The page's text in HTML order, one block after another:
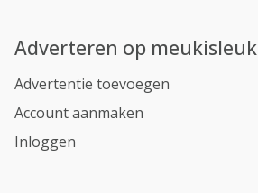
Adverteren op meukisleuk
Advertentie toevoegen
Account aanmaken
Inloggen